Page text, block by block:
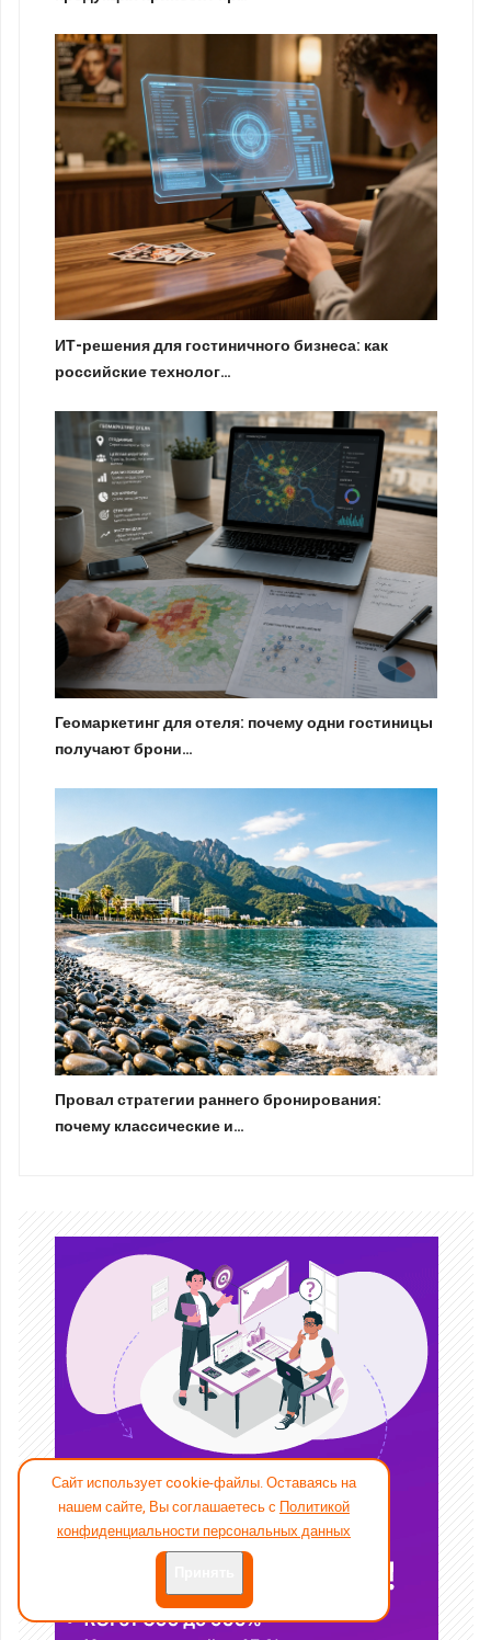
ИТ-решения для гостиничного бизнеса: как
российские технолог…
Геомаркетинг для отеля: почему одни гостиницы
получают брони…
Провал стратегии раннего бронирования:
почему классические и…
Сайт использует cookie-файлы. Оставаясь на
нашем сайте, Вы соглашаетесь с Политикой
конфиденциальности персональных данных